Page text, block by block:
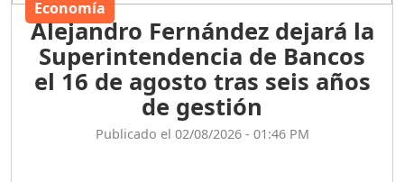
Economía
Alejandro Fernández dejará la
Superintendencia de Bancos
el 16 de agosto tras seis años
de gestión
Publicado el 02/08/2026 - 01:46 PM